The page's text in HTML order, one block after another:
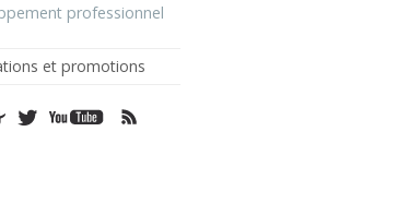
professionnel
et promotions